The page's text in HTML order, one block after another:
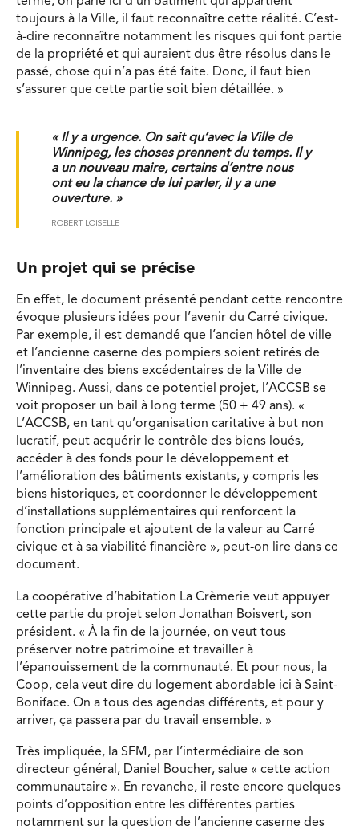
toujours à la Ville, il faut reconnaître cette réalité. C’est-
à-dire reconnaître notamment les risques qui font partie
de la propriété et qui auraient dus être résolus dans le
passé, chose qui n’a pas été faite. Donc, il faut bien
s’assurer que cette partie soit bien détaillée. »
« Il y a urgence. On sait qu’avec la Ville de
Winnipeg, les choses prennent du temps. Il y
a un nouveau maire, certains d’entre nous
ont eu la chance de lui parler, il y a une
ouverture. »
ROBERT LOISELLE
Un projet qui se précise
En effet, le document présenté pendant cette rencontre
évoque plusieurs idées pour l’avenir du Carré civique.
Par exemple, il est demandé que l’ancien hôtel de ville
et l’ancienne caserne des pompiers soient retirés de
l’inventaire des biens excédentaires de la Ville de
Winnipeg. Aussi, dans ce potentiel projet, l’ACCSB se
voit proposer un bail à long terme (50 + 49 ans). «
L’ACCSB, en tant qu’organisation caritative à but non
lucratif, peut acquérir le contrôle des biens loués,
accéder à des fonds pour le développement et
l’amélioration des bâtiments existants, y compris les
biens historiques, et coordonner le développement
d’installations supplémentaires qui renforcent la
fonction principale et ajoutent de la valeur au Carré
civique et à sa viabilité financière », peut-on lire dans ce
document.
La coopérative d’habitation La Crèmerie veut appuyer
cette partie du projet selon Jonathan Boisvert, son
président. « À la fin de la journée, on veut tous
préserver notre patrimoine et travailler à
l’épanouissement de la communauté. Et pour nous, la
Coop, cela veut dire du logement abordable ici à Saint-
Boniface. On a tous des agendas différents, et pour y
arriver, ça passera par du travail ensemble. »
Très impliquée, la SFM, par l’intermédiaire de son
directeur général, Daniel Boucher, salue « cette action
communautaire ». En revanche, il reste encore quelques
points d’opposition entre les différentes parties
notamment sur la question de l’ancienne caserne des